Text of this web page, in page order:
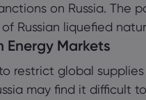
on Russia. The
Russian liquefied
Markets
restrict global
may find it difficult